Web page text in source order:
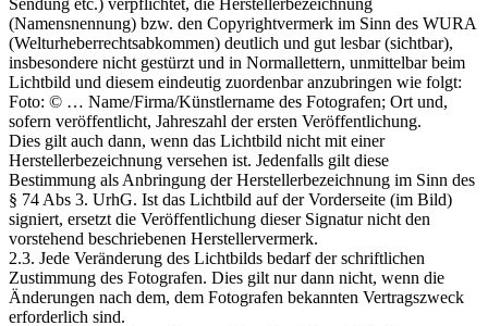
Sendung etc.) verpflichtet, die Herstellerbezeichnung
(Namensnennung) bzw. den Copyrightvermerk im Sinn des WURA
(Welturheberrechtsabkommen) deutlich und gut lesbar (sichtbar),
insbesondere nicht gestürzt und in Normallettern, unmittelbar beim
Lichtbild und diesem eindeutig zuordenbar anzubringen wie folgt:
Foto: © … Name/Firma/Künstlername des Fotografen; Ort und,
sofern veröffentlicht, Jahreszahl der ersten Veröffentlichung.
Dies gilt auch dann, wenn das Lichtbild nicht mit einer
Herstellerbezeichnung versehen ist. Jedenfalls gilt diese
Bestimmung als Anbringung der Herstellerbezeichnung im Sinn des
§ 74 Abs 3. UrhG. Ist das Lichtbild auf der Vorderseite (im Bild)
signiert, ersetzt die Veröffentlichung dieser Signatur nicht den
vorstehend beschriebenen Herstellervermerk.
2.3. Jede Veränderung des Lichtbilds bedarf der schriftlichen
Zustimmung des Fotografen. Dies gilt nur dann nicht, wenn die
Änderungen nach dem, dem Fotografen bekannten Vertragszweck
erforderlich sind.